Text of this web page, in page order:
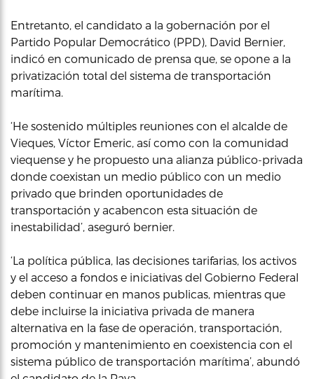
Entretanto, el candidato a la gobernación por el
Partido Popular Democrático (PPD), David Bernier,
indicó en comunicado de prensa que, se opone a la
privatización total del sistema de transportación
marítima.
‘He sostenido múltiples reuniones con el alcalde de
Vieques, Víctor Emeric, así como con la comunidad
viequense y he propuesto una alianza público-privada
donde coexistan un medio público con un medio
privado que brinden oportunidades de
transportación y acabencon esta situación de
inestabilidad’, aseguró bernier.
‘La política pública, las decisiones tarifarias, los activos
y el acceso a fondos e iniciativas del Gobierno Federal
deben continuar en manos publicas, mientras que
debe incluirse la iniciativa privada de manera
alternativa en la fase de operación, transportación,
promoción y mantenimiento en coexistencia con el
sistema público de transportación marítima’, abundó